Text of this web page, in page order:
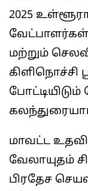
2025
மற்றும்
கிளிநொச்சி
மாவட்ட
வேலாயுதம்
பிரதேச